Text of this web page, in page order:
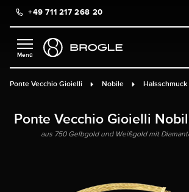
springen
+49 711 217 268 20
Ponte Vecchio Gioielli Nobile Halsschmuck
Ponte Vecchio Gioielli
aus 750 Gelbgold und Weißgold mit